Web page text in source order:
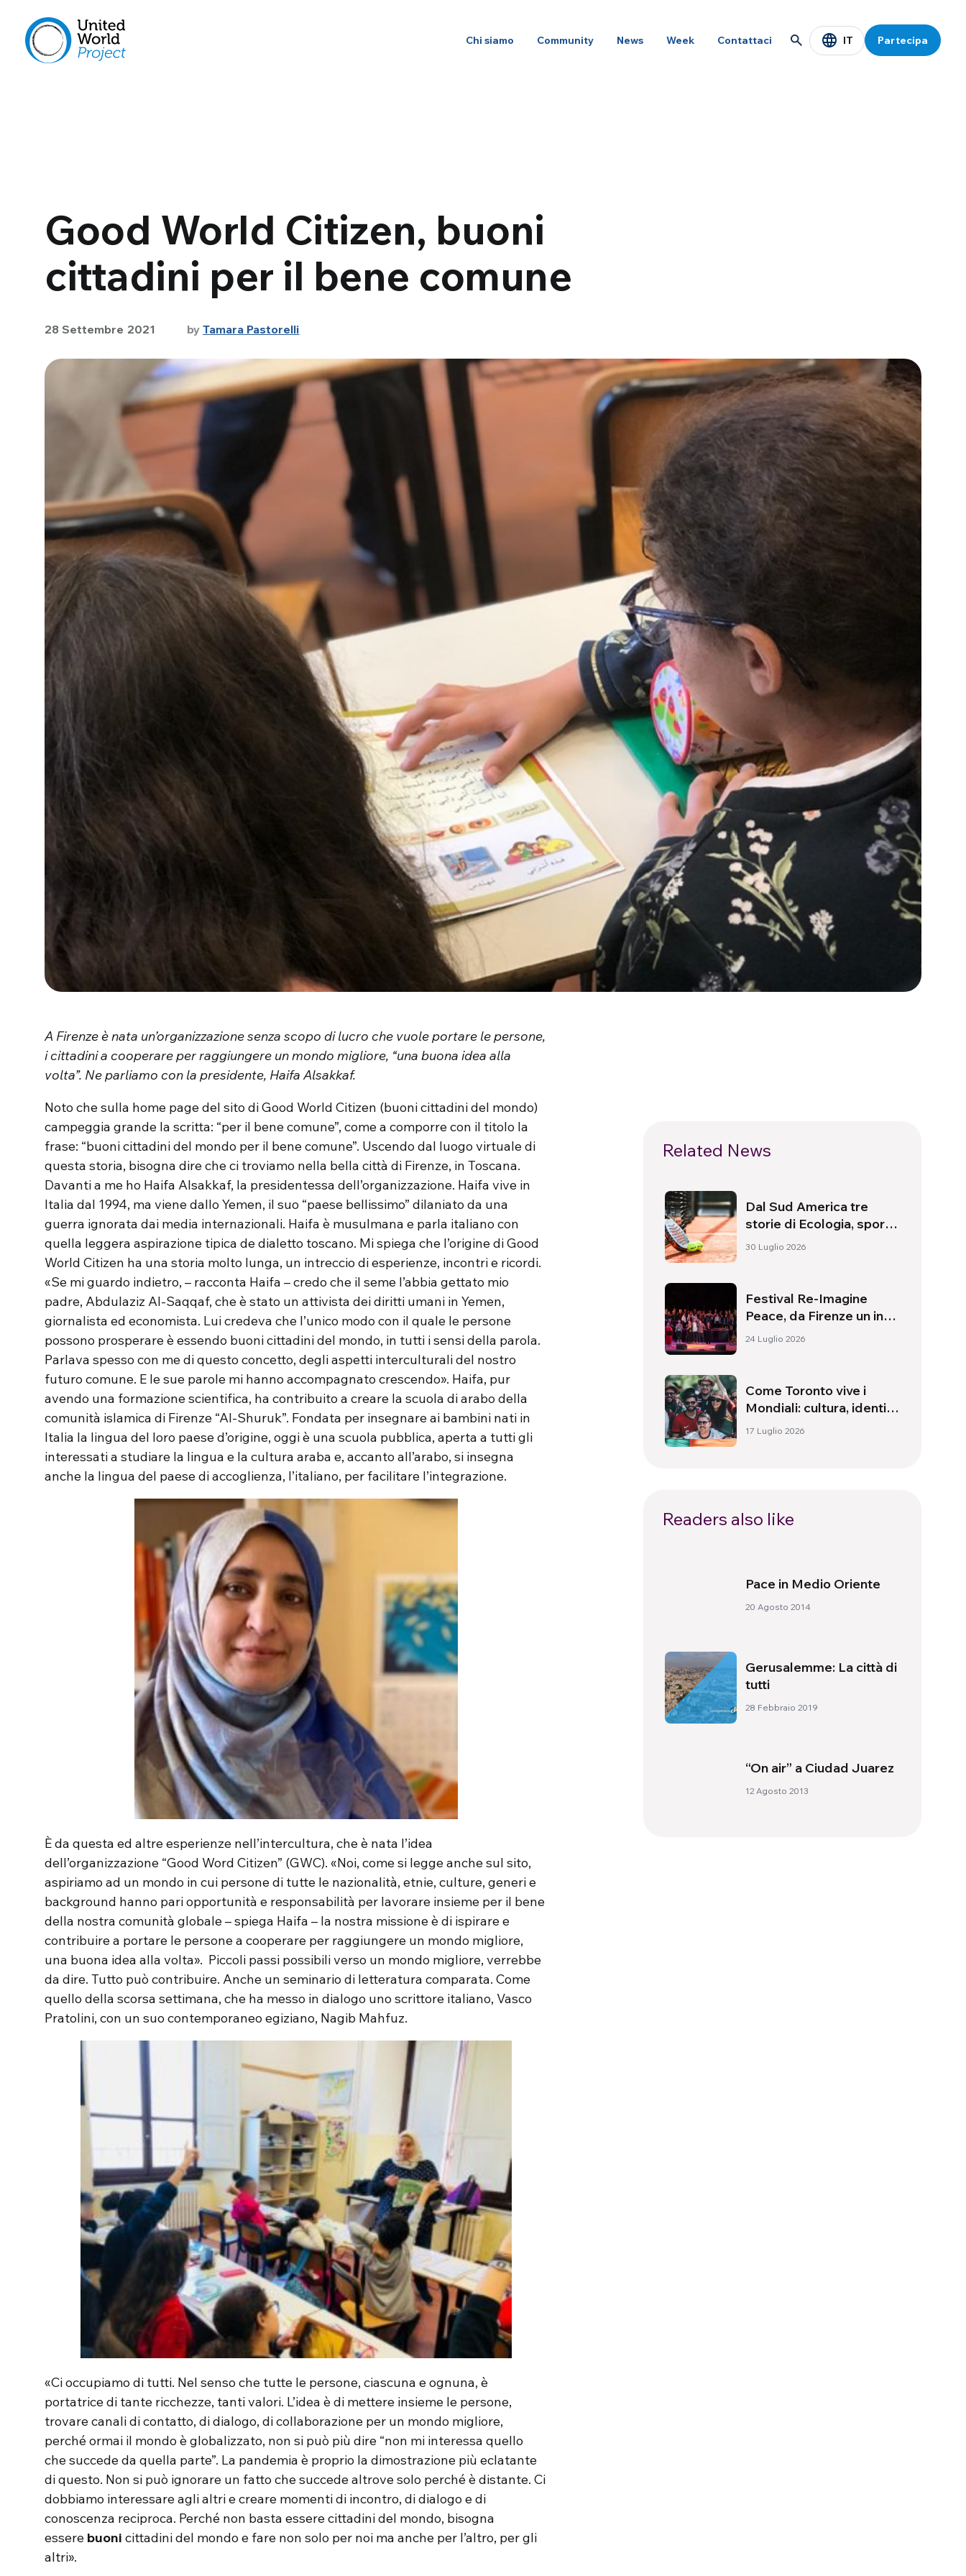
Chi siamo Community News Week Contattaci IT Partecipa
Good World Citizen, buoni
cittadini per il bene comune
28 Settembre 2021 by Tamara Pastorelli
A Firenze è nata un’organizzazione senza scopo di lucro che vuole portare le persone,
i cittadini a cooperare per raggiungere un mondo migliore, “una buona idea alla
volta”. Ne parliamo con la presidente, Haifa Alsakkaf.
Noto che sulla home page del sito di Good World Citizen (buoni cittadini del mondo)
campeggia grande la scritta: “per il bene comune”, come a comporre con il titolo la
frase: “buoni cittadini del mondo per il bene comune”. Uscendo dal luogo virtuale di
questa storia, bisogna dire che ci troviamo nella bella città di Firenze, in Toscana.
Davanti a me ho Haifa Alsakkaf, la presidentessa dell’organizzazione. Haifa vive in
Italia dal 1994, ma viene dallo Yemen, il suo “paese bellissimo” dilaniato da una
guerra ignorata dai media internazionali. Haifa è musulmana e parla italiano con
quella leggera aspirazione tipica de dialetto toscano. Mi spiega che l’origine di Good
World Citizen ha una storia molto lunga, un intreccio di esperienze, incontri e ricordi.
«Se mi guardo indietro, – racconta Haifa – credo che il seme l’abbia gettato mio
padre, Abdulaziz Al-Saqqaf, che è stato un attivista dei diritti umani in Yemen,
giornalista ed economista. Lui credeva che l’unico modo con il quale le persone
possono prosperare è essendo buoni cittadini del mondo, in tutti i sensi della parola.
Parlava spesso con me di questo concetto, degli aspetti interculturali del nostro
futuro comune. E le sue parole mi hanno accompagnato crescendo». Haifa, pur
avendo una formazione scientifica, ha contribuito a creare la scuola di arabo della
comunità islamica di Firenze “Al-Shuruk”. Fondata per insegnare ai bambini nati in
Italia la lingua del loro paese d’origine, oggi è una scuola pubblica, aperta a tutti gli
interessati a studiare la lingua e la cultura araba e, accanto all’arabo, si insegna
anche la lingua del paese di accoglienza, l’italiano, per facilitare l’integrazione.
È da questa ed altre esperienze nell’intercultura, che è nata l’idea
dell’organizzazione “Good Word Citizen” (GWC). «Noi, come si legge anche sul sito,
aspiriamo ad un mondo in cui persone di tutte le nazionalità, etnie, culture, generi e
background hanno pari opportunità e responsabilità per lavorare insieme per il bene
della nostra comunità globale – spiega Haifa – la nostra missione è di ispirare e
contribuire a portare le persone a cooperare per raggiungere un mondo migliore,
una buona idea alla volta». Piccoli passi possibili verso un mondo migliore, verrebbe
da dire. Tutto può contribuire. Anche un seminario di letteratura comparata. Come
quello della scorsa settimana, che ha messo in dialogo uno scrittore italiano, Vasco
Pratolini, con un suo contemporaneo egiziano, Nagib Mahfuz.
«Ci occupiamo di tutti. Nel senso che tutte le persone, ciascuna e ognuna, è
portatrice di tante ricchezze, tanti valori. L’idea è di mettere insieme le persone,
trovare canali di contatto, di dialogo, di collaborazione per un mondo migliore,
perché ormai il mondo è globalizzato, non si può più dire “non mi interessa quello
che succede da quella parte”. La pandemia è proprio la dimostrazione più eclatante
di questo. Non si può ignorare un fatto che succede altrove solo perché è distante. Ci
dobbiamo interessare agli altri e creare momenti di incontro, di dialogo e di
conoscenza reciproca. Perché non basta essere cittadini del mondo, bisogna
essere buoni cittadini del mondo e fare non solo per noi ma anche per l’altro, per gli
altri».
Related News
Dal Sud America tre
storie di Ecologia, sport
e salute
30 Luglio 2026
Festival Re-Imagine
Peace, da Firenze un inno
alla pace
24 Luglio 2026
Come Toronto vive i
Mondiali: cultura, identità
e politica oltre il campo
17 Luglio 2026
Readers also like
Pace in Medio Oriente
20 Agosto 2014
Gerusalemme: La città di
tutti
28 Febbraio 2019
“On air” a Ciudad Juarez
12 Agosto 2013